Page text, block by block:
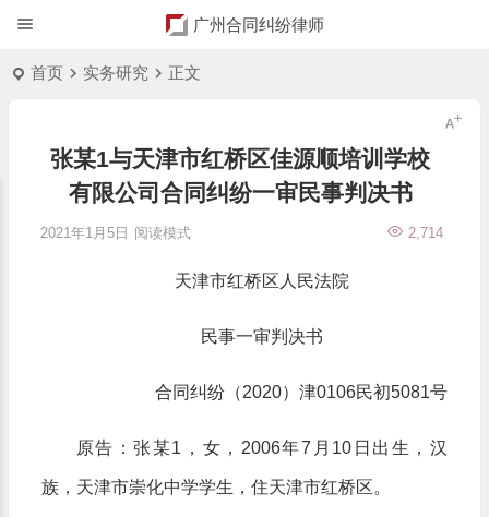
广州合同纠纷律师
首页 实务研究 正文
张某1与天津市红桥区佳源顺培训学校
有限公司合同纠纷一审民事判决书
2021年1月5日 2,714
阅读模式
天津市红桥区人民法院
民事一审判决书
合同纠纷（2020）津0106民初5081号
原告：张某1，女，2006年7月10日出生，汉
族，天津市崇化中学学生，住天津市红桥区。